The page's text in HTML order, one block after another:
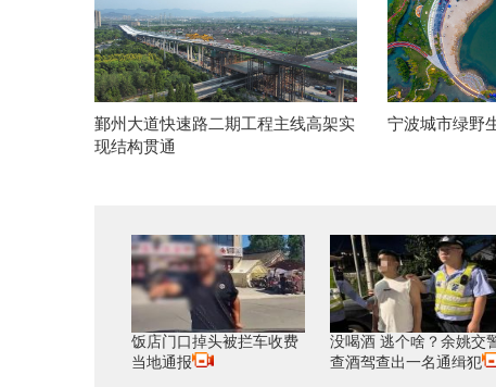
鄞州大道快速路二期工程主线高架实
现结构贯通
宁波城市绿野
饭店门口掉头被拦车收费
当地通报
没喝酒 逃个啥？余姚交
查酒驾查出一名通缉犯